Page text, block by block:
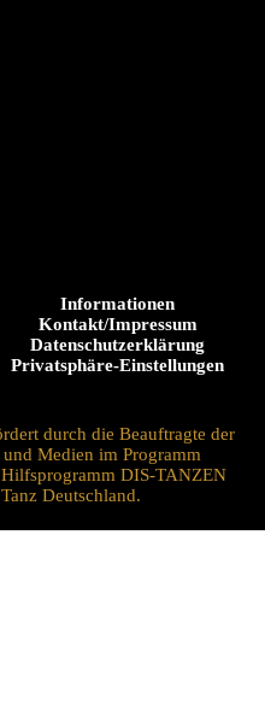
Informationen
Kontakt/Impressum
Datenschutzerklärung
Privatsphäre-Einstellungen
durch die Beauftragte der
Medien im Programm
DIS-TANZEN
Deutschland.